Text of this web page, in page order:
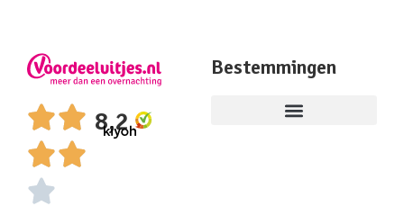
8,2
Bestemmingen